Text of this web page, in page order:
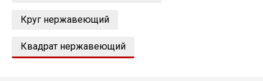
Швеллер
Квадрат
Круг нержавеющий
Квадрат нержавеющий